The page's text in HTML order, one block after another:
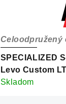
SPECIALIZED
Levo Custom
Carbon/Chrome
Celoodpružený
Skladom